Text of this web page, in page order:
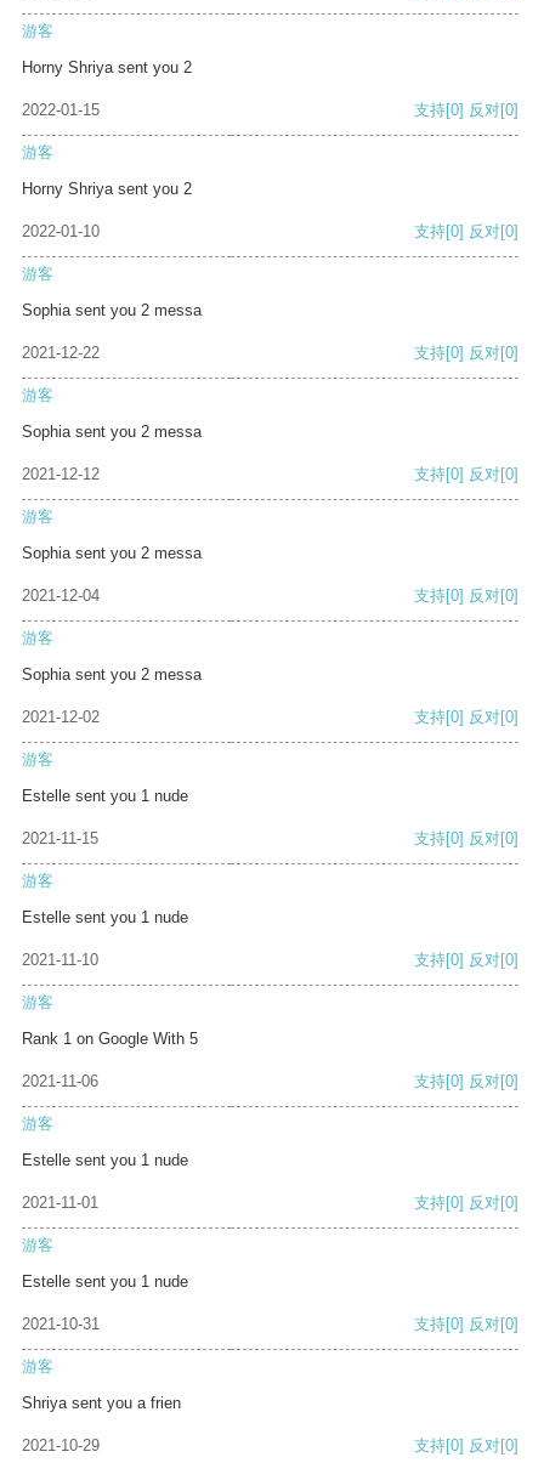
游客
Horny Shriya sent you 2
2022-01-15 支持[0] 反对[0]
游客
Horny Shriya sent you 2
2022-01-10 支持[0] 反对[0]
游客
Sophia sent you 2 messa
2021-12-22 支持[0] 反对[0]
游客
Sophia sent you 2 messa
2021-12-12 支持[0] 反对[0]
游客
Sophia sent you 2 messa
2021-12-04 支持[0] 反对[0]
游客
Sophia sent you 2 messa
2021-12-02 支持[0] 反对[0]
游客
Estelle sent you 1 nude
2021-11-15 支持[0] 反对[0]
游客
Estelle sent you 1 nude
2021-11-10 支持[0] 反对[0]
游客
Rank 1 on Google With 5
2021-11-06 支持[0] 反对[0]
游客
Estelle sent you 1 nude
2021-11-01 支持[0] 反对[0]
游客
Estelle sent you 1 nude
2021-10-31 支持[0] 反对[0]
游客
Shriya sent you a frien
2021-10-29 支持[0] 反对[0]